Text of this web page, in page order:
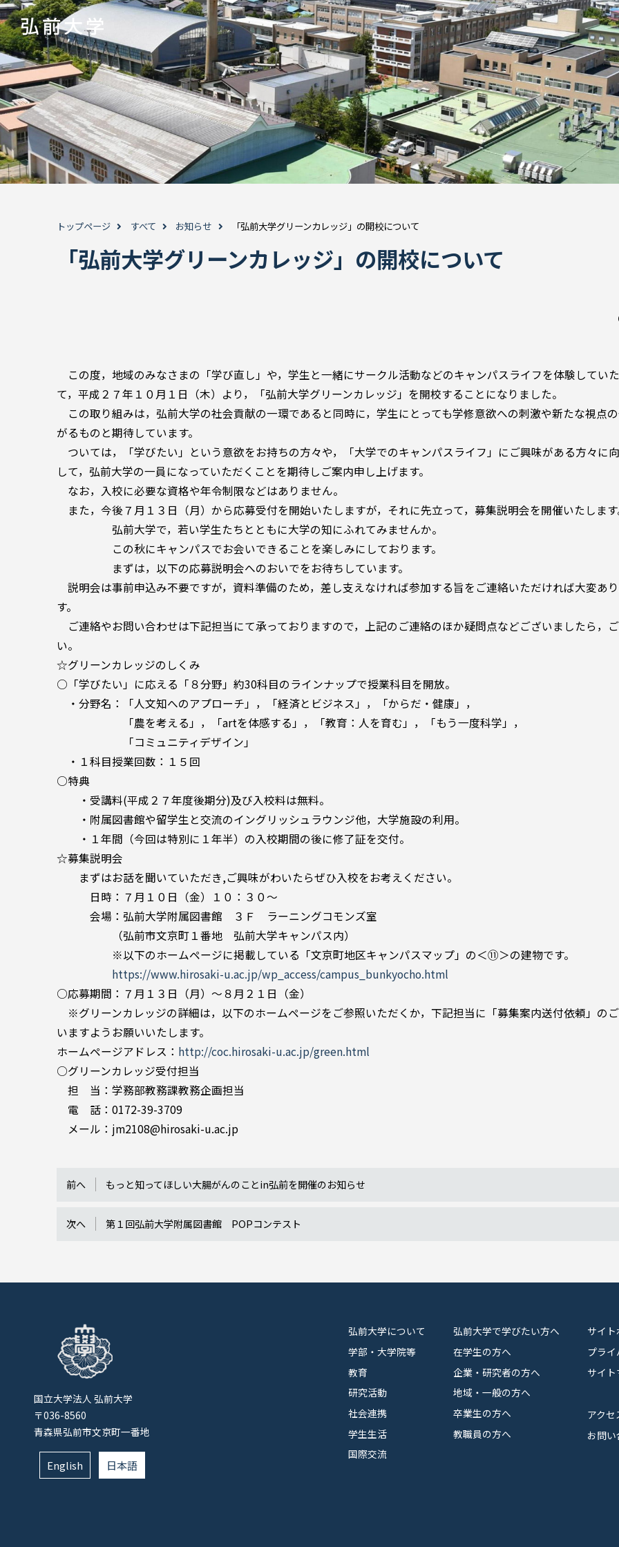
トップページ すべて お知らせ 「弘前大学グリーンカレッジ」の開校について
「弘前大学グリーンカレッジ」の開校について
この度，地域のみなさまの「学び直し」や，学生と一緒にサークル活動などのキャンパスライフを体験してい
て，平成２７年１０月１日（木）より，「弘前大学グリーンカレッジ」を開校することになりました。
この取り組みは，弘前大学の社会貢献の一環であると同時に，学生にとっても学修意欲への刺激や新たな視点
がるものと期待しています。
ついては，「学びたい」という意欲をお持ちの方々や，「大学でのキャンパスライフ」にご興味がある方々に
して，弘前大学の一員になっていただくことを期待しご案内申し上げます。
なお，入校に必要な資格や年令制限などはありません。
また，今後７月１３日（月）から応募受付を開始いたしますが，それに先立って，募集説明会を開催いたします
弘前大学で，若い学生たちとともに大学の知にふれてみませんか。
この秋にキャンパスでお会いできることを楽しみにしております。
まずは，以下の応募説明会へのおいでをお待ちしています。
説明会は事前申込み不要ですが，資料準備のため，差し支えなければ参加する旨をご連絡いただければ大変あ
す。
ご連絡やお問い合わせは下記担当にて承っておりますので，上記のご連絡のほか疑問点などございましたら，
い。
☆グリーンカレッジのしくみ
○「学びたい」に応える「８分野」約30科目のラインナップで授業科目を開放。
・分野名：「人文知へのアプローチ」，「経済とビジネス」，「からだ・健康」，
「農を考える」，「artを体感する」，「教育：人を育む」，「もう一度科学」，
「コミュニティデザイン」
・１科目授業回数：１５回
○特典
・受講料(平成２７年度後期分)及び入校料は無料。
・附属図書館や留学生と交流のイングリッシュラウンジ他，大学施設の利用。
・１年間（今回は特別に１年半）の入校期間の後に修了証を交付。
☆募集説明会
まずはお話を聞いていただき,ご興味がわいたらぜひ入校をお考えください。
日時：７月１０日（金）１０：３０～
会場：弘前大学附属図書館 ３Ｆ ラーニングコモンズ室
（弘前市文京町１番地 弘前大学キャンパス内）
※以下のホームページに掲載している「文京町地区キャンパスマップ」の＜⑪＞の建物です。
https://www.hirosaki-u.ac.jp/wp_access/campus_bunkyocho.html
○応募期間：７月１３日（月）～８月２１日（金）
※グリーンカレッジの詳細は，以下のホームページをご参照いただくか，下記担当に「募集案内送付依頼」の
いますようお願いいたします。
ホームページアドレス： http://coc.hirosaki-u.ac.jp/green.html
○グリーンカレッジ受付担当
担 当：学務部教務課教務企画担当
電 話：0172-39-3709
メール：jm2108@hirosaki-u.ac.jp
前へ もっと知ってほしい大腸がんのことin弘前を開催のお知らせ
次へ 第１回弘前大学附属図書館 POPコンテスト
国立大学法人 弘前大学
〒036-8560
青森県弘前市文京町一番地
English 日本語
弘前大学について
学部・大学院等
教育
研究活動
社会連携
学生生活
国際交流
弘前大学で学びたい方へ
在学生の方へ
企業・研究者の方へ
地域・一般の方へ
卒業生の方へ
教職員の方へ
サイト
プラ
サイ
アク
お問